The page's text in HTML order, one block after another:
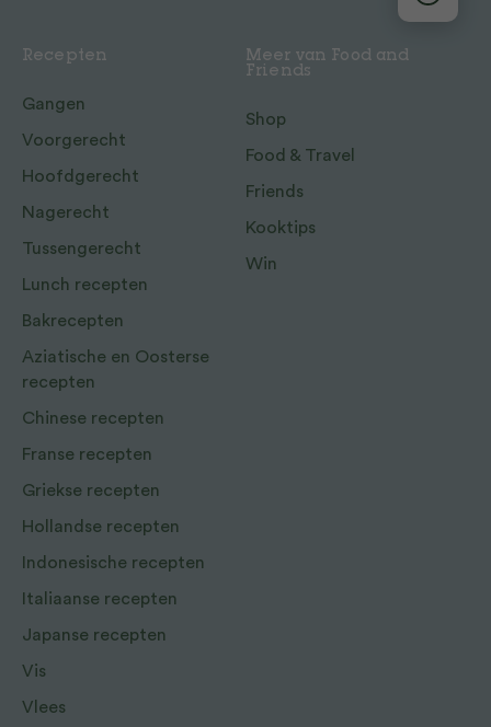
Recepten
Gangen
Voorgerecht
Hoofdgerecht
Nagerecht
Tussengerecht
Lunch recepten
Bakrecepten
Aziatische en Oosterse
recepten
Chinese recepten
Franse recepten
Griekse recepten
Hollandse recepten
Indonesische recepten
Italiaanse recepten
Japanse recepten
Vis
Vlees
Meer van Food and
Friends
Shop
Food & Travel
Friends
Kooktips
Win